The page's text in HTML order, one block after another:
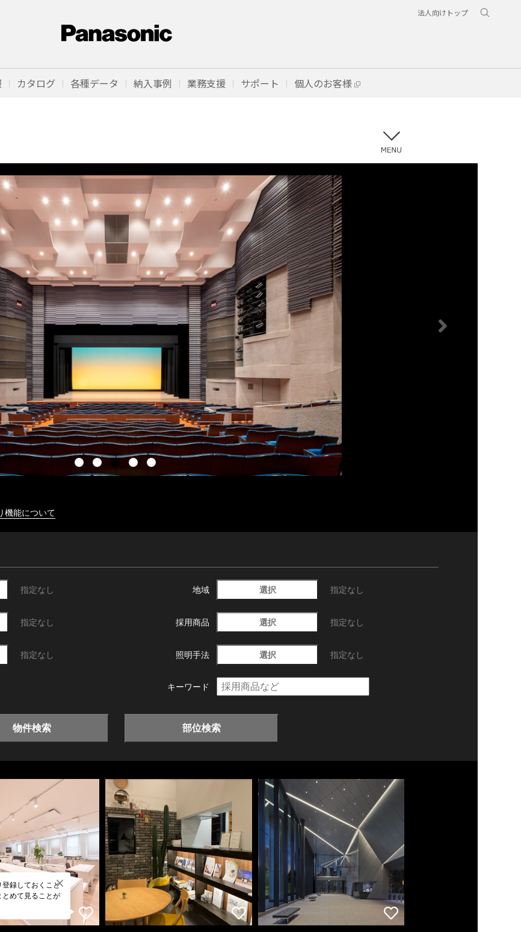
法人向けトップ
カタログ 各種データ 納入事例 業務支援 サポート 個人のお客様
機能について
指定なし 地域 選択 指定なし
指定なし 採用商品 選択 指定なし
指定なし 照明手法 選択 指定なし
キーワード
物件検索 部位検索
登録しておくこと
とめて見ることが